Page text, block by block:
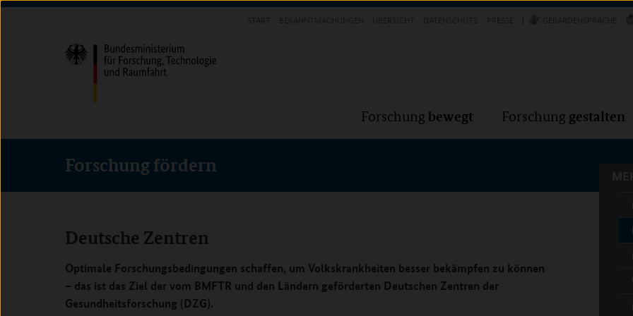
Direkt
(Eingabetaste)
Direkt
(Eingabetaste)
Direkt
(Eingabetaste)
Forschung bewegt Forschung gestalten
Forschungfördern
Deutsche Zentren
Optimale Forschungsbedingungen schaffen, um Volkskrankheiten besser bekämpfen zu können
– das ist das Ziel der vom BMFTR und den Ländern geförderten Deutschen Zentren der
Gesundheitsforschung (DZG).
Forschung Forschung